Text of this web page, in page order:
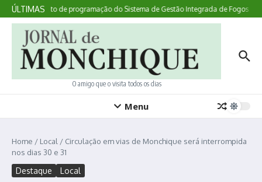
Ir para o conteúdo
ÚLTIMAS
Instrumento de programação do Sistema de Gestão Integrada de Fogos
O amigo que o visita todos os dias
Menu
Home / Local / Circulação em vias de Monchique será interrompida
nos dias 30 e 31
Destaque Local